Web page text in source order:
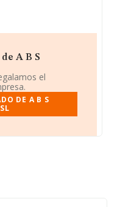
A B S
el
DE A B S